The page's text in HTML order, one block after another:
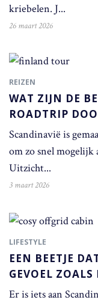
kriebelen. J...
26 maart 2026
REIZEN
WAT ZIJN DE
ROADTRIP
Scandinavië is
om zo snel mogelijk
Uitzicht...
3 maart 2026
LIFESTYLE
EEN BEETJE
GEVOEL
Er is iets aan